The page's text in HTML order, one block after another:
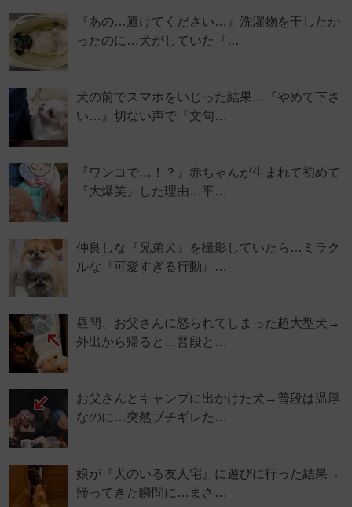
『あの…避けてください…』洗濯物を干したか
ったのに…犬がしていた『…
犬の前でスマホをいじった結果…『やめて下さ
い…』切ない声で『文句…
『ワンコで…！？』赤ちゃんが生まれて初めて
『大爆笑』した理由…平…
仲良しな『兄弟犬』を撮影していたら…ミラク
ルな『可愛すぎる行動』…
昼間、お父さんに怒られてしまった超大型犬→
外出から帰ると…普段と…
お父さんとキャンプに出かけた犬→普段は温厚
なのに…突然ブチギレた…
娘が『犬のいる友人宅』に遊びに行った結果→
帰ってきた瞬間に…まさ…